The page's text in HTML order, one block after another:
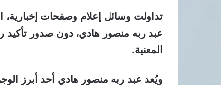
تداولت وسائل إعلام وصفحات إخبارية،
عبد ربه منصور هادي، دون صدور تأكيد
المعنية.
ويُعد عبد ربه منصور هادي أحد أبرز